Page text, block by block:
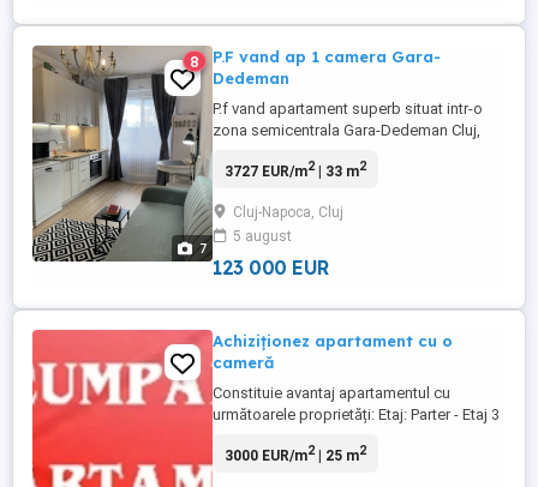
7
8
P.F vand ap 1 camera Gara-
Dedeman
P.f vand apartament superb situat intr-o
zona semicentrala Gara-Dedeman Cluj,
bucatarie cu living, 1 debara) situat la
hidroizolatie, recent renovat si mobilat
utilat, avand centrala termica, aer
conditionat, boxa la subsol, parcare ...
3727 EUR/m2| 33 m2
Cluj-Napoca, Cluj
5 august
123 000 EUR
Achiziționez apartament cu o
cameră
Constituie avantaj apartamentul cu
următoarele proprietăți: Etaj: Parter - Etaj 3
utila: minim 25 mp Stare imobil: Renovat
3000 EUR/m2| 25 m2